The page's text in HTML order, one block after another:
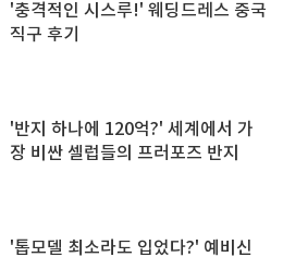
'충격적인 시스루!' 웨딩드레스 중국
직구 후기
'반지 하나에 120억?' 세계에서 가
장 비싼 셀럽들의 프러포즈 반지
'톱모델 최소라도 입었다?' 예비신